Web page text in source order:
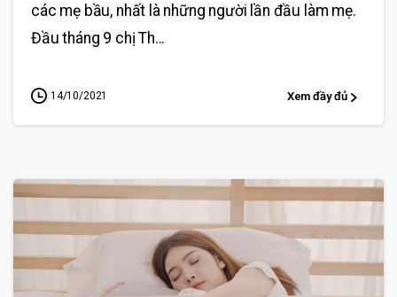
các mẹ bầu, nhất là những người lần đầu làm mẹ.
Đầu tháng 9 chị Th...
14/10/2021 Xem đầy đủ